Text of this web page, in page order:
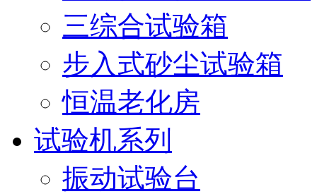
三综合试验箱
步入式砂尘试验箱
恒温老化房
试验机系列
振动试验台